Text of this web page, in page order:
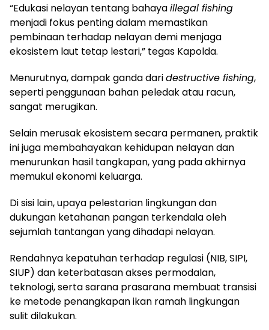
“Edukasi nelayan tentang bahayaillegal fishing
menjadi fokus penting dalam memastikan
pembinaan terhadap nelayan demi menjaga
ekosistem laut tetap lestari,” tegas Kapolda.
Menurutnya, dampak ganda daridestructive fishing,
seperti penggunaan bahan peledak atau racun,
sangat merugikan.
Selain merusak ekosistem secara permanen, praktik
ini juga membahayakan kehidupan nelayan dan
menurunkan hasil tangkapan, yang pada akhirnya
memukul ekonomi keluarga.
Di sisi lain, upaya pelestarian lingkungan dan
dukungan ketahanan pangan terkendala oleh
sejumlah tantangan yang dihadapi nelayan.
Rendahnya kepatuhan terhadap regulasi (NIB, SIPI,
SIUP) dan keterbatasan akses permodalan,
teknologi, serta sarana prasarana membuat transisi
ke metode penangkapan ikan ramah lingkungan
sulit dilakukan.